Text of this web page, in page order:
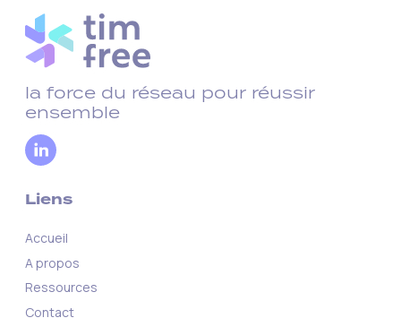
la force du réseau pour réussir
ensemble
Liens
Accueil
A propos
Ressources
Contact